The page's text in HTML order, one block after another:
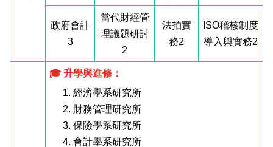
政府會計
3
當代財經管
理議題研討
2
法拍實
務2
ISO稽核制度
導入與實務2
🎓 升學與進修：
1. 經濟學系研究所
2. 財務管理研究所
3. 保險學系研究所
4. 會計學系研究所